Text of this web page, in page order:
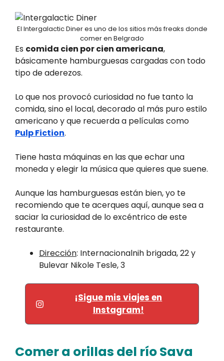
El Intergalactic Diner es uno de los sitios más freaks donde
comer en Belgrado
Es comida cien por cien americana,
básicamente hamburguesas cargadas con todo
tipo de aderezos.
Lo que nos provocó curiosidad no fue tanto la
comida, sino el local, decorado al más puro estilo
americano y que recuerda a películas como
Pulp Fiction.
Tiene hasta máquinas en las que echar una
moneda y elegir la música que quieres que suene.
Aunque las hamburguesas están bien, yo te
recomiendo que te acerques aquí, aunque sea a
saciar la curiosidad de lo excéntrico de este
restaurante.
Dirección: Internacionalnih brigada, 22 y
Bulevar Nikole Tesle, 3
¡Sigue mis viajes en
Instagram!
Comer a orillas del río Sava